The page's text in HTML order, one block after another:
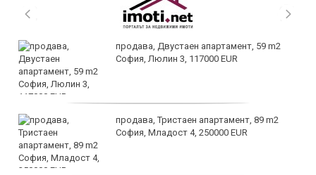
продава, Двустаен апартамент, 59 m2
София, Люлин 3, 117000 EUR
продава, Тристаен апартамент, 89 m2
София, Младост 4, 250000 EUR